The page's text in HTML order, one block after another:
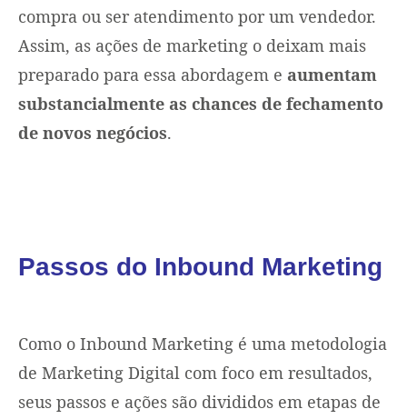
compra ou ser atendimento por um vendedor.
Assim, as ações de marketing o deixam mais
preparado para essa abordagem e aumentam
substancialmente as chances de fechamento
de novos negócios.
Passos do Inbound Marketing
Como o Inbound Marketing é uma metodologia
de Marketing Digital com foco em resultados,
seus passos e ações são divididos em etapas de